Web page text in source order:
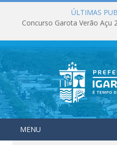
ÚLTIMAS
Concurso Garota Verão Açu
MENU